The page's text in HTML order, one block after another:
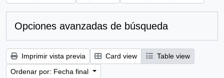
Opciones avanzadas de búsqueda
Imprimir vista previa Card view
Table view
Ordenar por: Fecha final